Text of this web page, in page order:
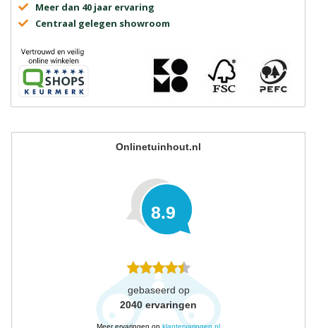
Meer dan 40 jaar ervaring
Centraal gelegen showroom
Onlinetuinhout.nl
8.9
gebaseerd op
2040 ervaringen
Meer ervaringen op klantervaringen.nl